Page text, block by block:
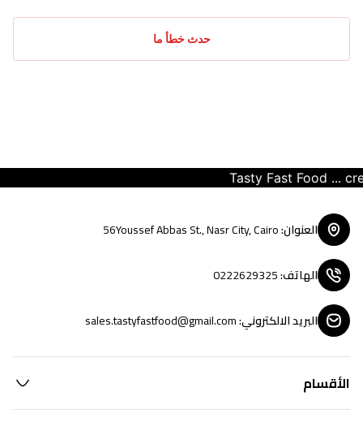
حدث خطأ ما
Tasty Fast Food ...
العنوان:
56Youssef Abbas St., Nasr City, Cairo
الهاتف:
0222629325
البريد الالكتروني:
sales.tastyfastfood@gmail.com
الأقسام